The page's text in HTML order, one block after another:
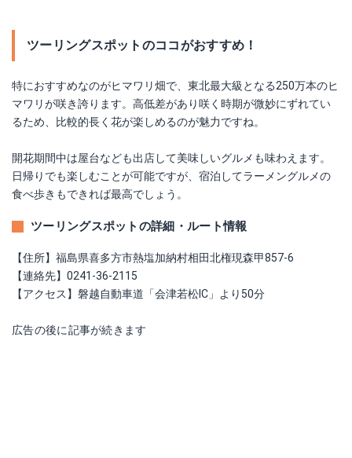
ツーリングスポットのココがおすすめ！
特におすすめなのがヒマワリ畑で、東北最大級となる250万本のヒ
マワリが咲き誇ります。高低差があり咲く時期が微妙にずれてい
るため、比較的長く花が楽しめるのが魅力ですね。
開花期間中は屋台なども出店して美味しいグルメも味わえます。
日帰りでも楽しむことが可能ですが、宿泊してラーメングルメの
食べ歩きもできれば最高でしょう。
ツーリングスポットの詳細・ルート情報
【住所】福島県喜多方市熱塩加納村相田北権現森甲857-6
【連絡先】0241-36-2115
【アクセス】磐越自動車道「会津若松IC」より50分
広告の後に記事が続きます